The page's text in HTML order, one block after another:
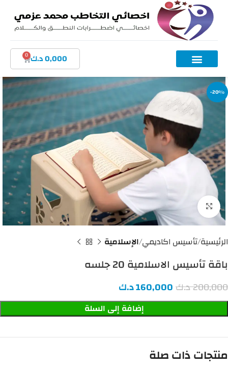
0,000د.ك 0
-20%
اضغط للتكبير
الرئيسية تأسيس اكاديمي الإسلامية
باقة تأسيس الاسلامية 20 جلسه
200,000د.ك160,000د.ك
إضافة إلى السلة
منتجات ذات صلة